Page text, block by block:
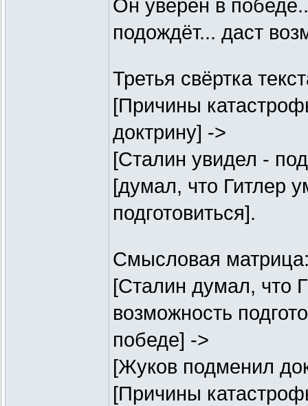
Он уверен в
подождёт... даст
Третья свёртка
[Причины
доктрину] ->
[Сталин увидел -
[думал, что Гитлер
подготовиться].
Смысловая
[Сталин думал, что
возможность
победе] ->
[Жуков подменил
[Причины